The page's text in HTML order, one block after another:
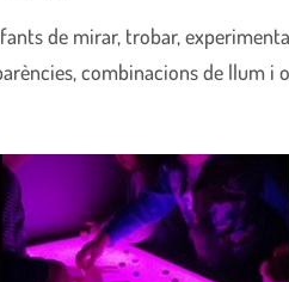
de mirar, trobar,
combinacions de llum i